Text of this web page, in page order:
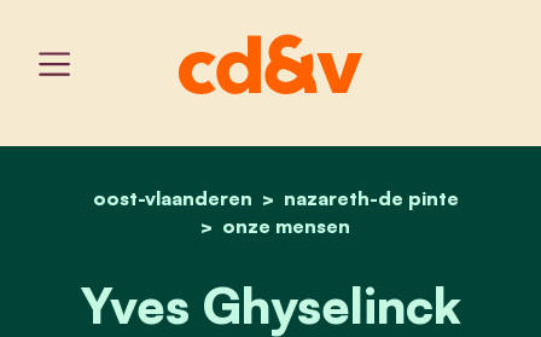
home
oost-vlaanderen
nazareth-de pinte
onze mensen
yves ghyselinck
Yves Ghyselinck